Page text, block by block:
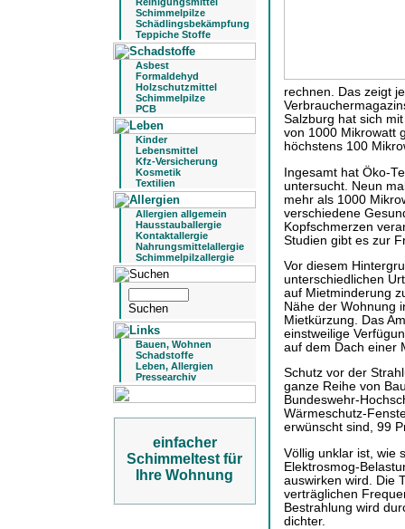
Schimmelpilze
Schädlingsbekämpfung
Teppiche Stoffe
Asbest
Formaldehyd
Holzschutzmittel
Schimmelpilze
PCB
Kinder
Lebensmittel
Kfz-Versicherung
Kosmetik
Textilien
Allergien allgemein
Hausstauballergie
Kontaktallergie
Nahrungsmittelallergie
Schimmelpilzallergie
Bauen, Wohnen
Schadstoffe
Leben, Allergien
Pressearchiv
einfacher
Schimmeltest für
Ihre Wohnung
rechnen. Das zeigt
Salzburg hat sich
von 1000 Mikrowatt
höchstens 100
Ingesamt hat Öko-
untersucht. Neun
mehr als 1000
verschiedene
Kopfschmerzen
Studien gibt es zur
Vor diesem
unterschiedlichen
auf Mietminderung
Nähe der Wohnung
Mietkürzung. Das
einstweilige
auf dem Dach einer
Schutz vor der
ganze Reihe von
Bundeswehr-
Wärmeschutz-
erwünscht sind, 99
Völlig unklar ist, wie
Elektrosmog-
auswirken wird. Die
verträglichen
Bestrahlung wird
dichter.